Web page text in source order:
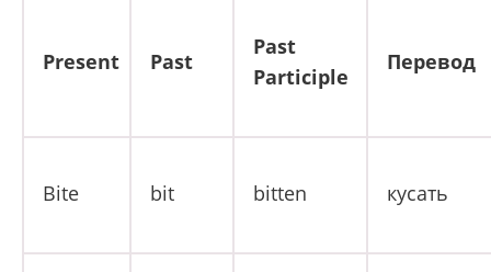
Present Past
Past
Participle
Перевод
Bite bit bitten кусать